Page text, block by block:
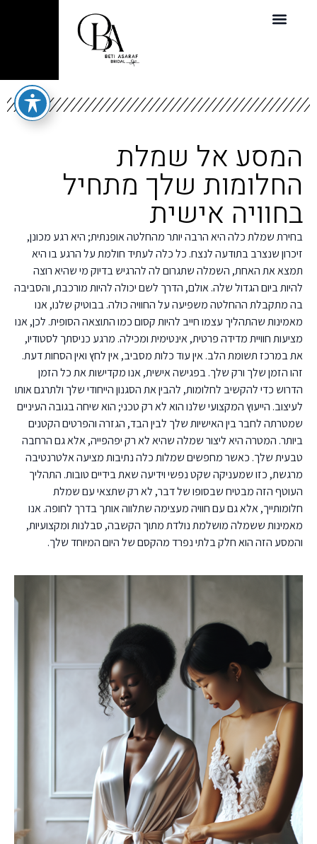
המסע אל שמלת
החלומות שלך מתחיל
בחוויה אישית
בחירת שמלת כלה היא הרבה יותר מהחלטה אופנתית; היא רגע מכונן,
זיכרון שנצרב בתודעה לנצח. כל כלה לעתיד חולמת על הרגע בו היא
תמצא את האחת, השמלה שתגרום לה להרגיש בדיוק מי שהיא רוצה
להיות ביום הגדול שלה. אולם, הדרך לשם יכולה להיות מורכבת, והסביבה
בה מתקבלת ההחלטה משפיעה על החוויה כולה. בבוטיק שלנו, אנו
מאמינות שהתהליך עצמו חייב להיות קסום כמו התוצאה הסופית. לכן, אנו
מציעות חוויית מדידה פרטית, אינטימית ומכילה. מרגע כניסתך לסטודיו,
את במרכז תשומת הלב. אין עוד כלות מסביב, אין לחץ ואין הסחות דעת.
זהו הזמן שלך ורק שלך. בפגישה אישית, אנו מקדישות את כל הזמן
הדרוש כדי להקשיב לחלומות, להבין את הסגנון הייחודי שלך ולתרגם אותו
לעיצוב. הייעוץ המקצועי שלנו הוא לא רק טכני; הוא שיחה בגובה העיניים
שמטרתה לחבר בין האישיות שלך לבין הבד, הגזרה והפרטים הקטנים
ביותר. המטרה היא ליצור שמלה שהיא לא רק יפהפייה, אלא גם הרחבה
טבעית שלך. כאשר מחפשים שמלות כלה נתיבות מציעה אלטרנטיבה
מרגשת, כזו שמעניקה שקט נפשי וידיעה שאת בידיים טובות. התהליך
העוטף הזה מבטיח שבסופו של דבר, לא רק שתצאי עם שמלת
חלומותייך, אלא גם עם חוויה מעצימה שתלווה אותך בדרך לחופה. אנו
מאמינות ששמלה מושלמת נולדת מתוך הקשבה, סבלנות ומקצועיות,
והמסע הזה הוא חלק בלתי נפרד מהקסם של היום המיוחד שלך.